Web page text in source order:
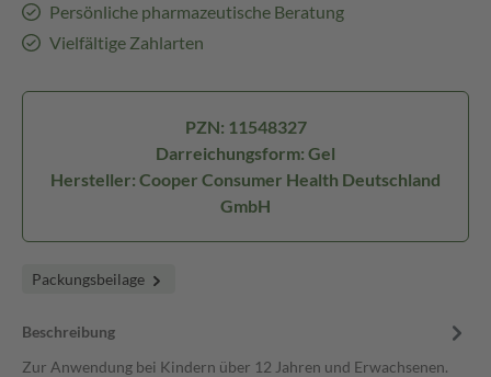
Persönliche pharmazeutische Beratung
Vielfältige Zahlarten
PZN: 11548327
Darreichungsform: Gel
Hersteller: Cooper Consumer Health Deutschland
GmbH
Packungsbeilage
Beschreibung
Zur Anwendung bei Kindern über 12 Jahren und Erwachsenen.